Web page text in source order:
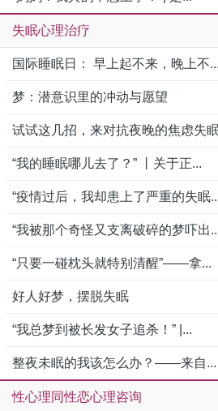
失眠心理治疗
国际睡眠日： 早上起不来，晚上不...
梦：潜意识里的冲动与愿望
试试这几招，来对抗夜晚的焦虑失
“我的睡眠哪儿去了？” 丨关于正...
“疫情过后，我却患上了严重的失眠
“我被那个奇怪又支离破碎的梦吓出
“只要一碰枕头就特别清醒”——拿...
好人好梦，摆脱失眠
“我总梦到被长发女子追杀！” |...
整夜未眠的我该怎么办？——来自...
性心理同性恋心理咨询